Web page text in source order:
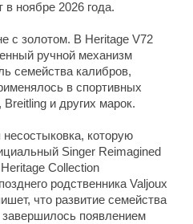
ноябре 2026 года.
с золотом. В Heritage V72
ручной механизм
семейства калибров,
в спортивных
и других марок.
которую
Singer Reimagined
Collection
родственника Valjoux
что развитие семейства
появлением